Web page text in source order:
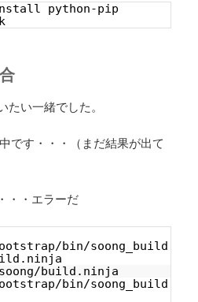
python-pip
たい一緒でした。
です・・・（まだ結果が出て
・・エラーだ
bin/soong_build
build.ninja
bin/soong_build